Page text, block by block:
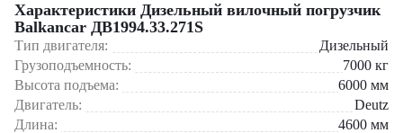
Надежная конструкция и
гарантируют долговечность
и устойчивость к износу
ДВ1994.33.271S?
Производственные предприятия и заводы
Логистические и складские комплексы
Строительные площадки
Транспортно-экспедиторские базы
Торговые центры и распределительные склады
Характеристики Дизельный вилочный погрузчик
Balkancar ДВ1994.33.271S
Тип двигателя:
Дизельный
Грузоподъемность:
7000 кг
Высота подъема:
6000 мм
Двигатель:
Deutz
Длина:
4600 мм